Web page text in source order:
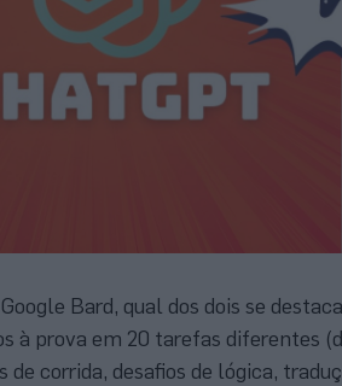
Bard, qual dos dois se
à prova em 20 tarefas diferentes
de corrida, desafios de lógica,